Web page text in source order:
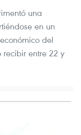
una
en un
del
recibir entre 22 y